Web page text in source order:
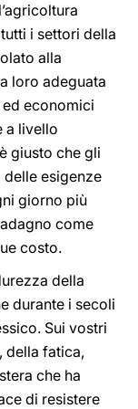
i settori della
alla
loro adeguata
economici
a livello
giusto che gli
esigenze
giorno più
come
costo.
della
durante i secoli
Sui vostri
della fatica,
che ha
di resistere